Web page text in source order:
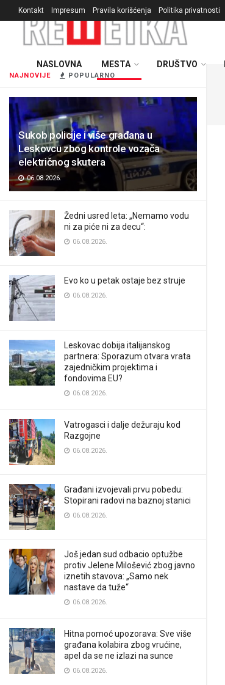
NAJNOVIJE POPULARNO
Sukob policije i više građana u
Leskovcu zbog kontrole vozača
električnog skutera
06.08.2026.
Žedni usred leta: „Nemamo vodu
ni za piće ni za decu“:
06.08.2026.
Evo ko u petak ostaje bez struje
06.08.2026.
Leskovac dobija italijanskog
partnera: Sporazum otvara vrata
zajedničkim projektima i
fondovima EU?
06.08.2026.
Vatrogasci i dalje dežuraju kod
Razgojne
06.08.2026.
Građani izvojevali prvu pobedu:
Stopirani radovi na baznoj stanici
06.08.2026.
Još jedan sud odbacio optužbe
protiv Jelene Milošević zbog javno
iznetih stavova: „Samo nek
nastave da tuže“
06.08.2026.
Hitna pomoć upozorava: Sve više
građana kolabira zbog vrućine,
apel da se ne izlazi na sunce
06.08.2026.
Kontakt Impresum Pravila korišćenja Politika privatnosti
NASLOVNA MESTA DRUŠTVO